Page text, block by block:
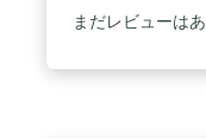
まだレビューは